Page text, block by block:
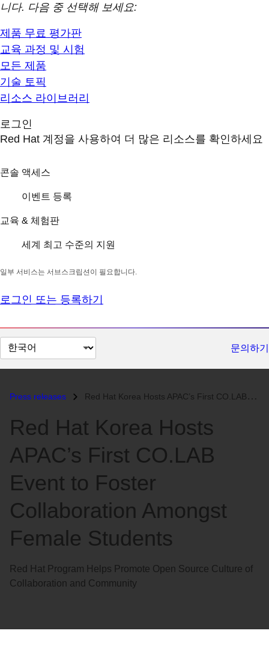
니다. 다음 중 선택해 보세요:
제품 무료 평가판
교육 과정 및 시험
모든 제품
기술 토픽
리소스 라이브러리
로그인
Red Hat 계정을 사용하여 더 많은 리소스를 확인하세요
콘솔 액세스
이벤트 등록
교육 & 체험판
세계 최고 수준의 지원
일부 서비스는 서브스크립션이 필요합니다.
로그인 또는 등록하기
페
이
언
문의하기
Press releases Red Hat Korea Hosts APAC’s First CO.LAB Event to Foster Collaboration...
Red Hat Korea Hosts
APAC’s First CO.LAB
Event to Foster
Collaboration Amongst
Female Students
Red Hat Program Helps Promote Open Source Culture of
Collaboration and Community